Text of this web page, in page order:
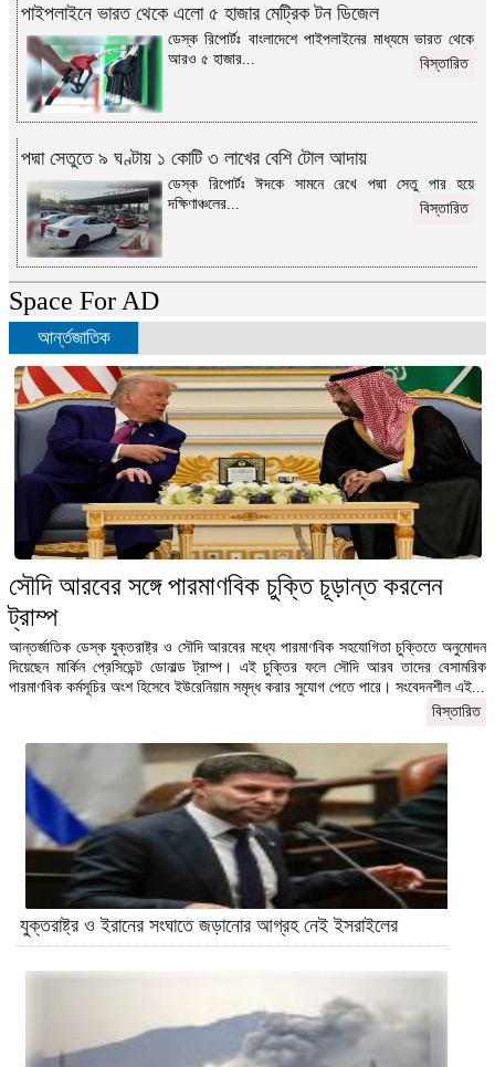
পাইপলাইনে ভারত থেকে এলো ৫ হাজার মেট্রিক টন ডিজেল
ডেস্ক রিপোর্টঃ বাংলাদেশে পাইপলাইনের মাধ্যমে ভারত থেকে
আরও ৫ হাজার...
বিস্তারিত
পদ্মা সেতুতে ৯ ঘণ্টায় ১ কোটি ৩ লাখের বেশি টোল আদায়
ডেস্ক রিপোর্টঃ ঈদকে সামনে রেখে পদ্মা সেতু পার হয়ে
দক্ষিণাঞ্চলের...
বিস্তারিত
Space For AD
আর্ন্তজাতিক
সৌদি আরবের সঙ্গে পারমাণবিক চুক্তি চূড়ান্ত করলেন
ট্রাম্প
আন্তর্জাতিক ডেস্ক যুক্তরাষ্ট্র ও সৌদি আরবের মধ্যে পারমাণবিক সহযোগিতা চুক্তিতে অনুমোদন
দিয়েছেন মার্কিন প্রেসিডেন্ট ডোনাল্ড ট্রাম্প। এই চুক্তির ফলে সৌদি আরব তাদের বেসামরিক
পারমাণবিক কর্মসূচির অংশ হিসেবে ইউরেনিয়াম সমৃদ্ধ করার সুযোগ পেতে পারে। সংবেদনশীল এই...
বিস্তারিত
যুক্তরাষ্ট্র ও ইরানের সংঘাতে জড়ানোর আগ্রহ নেই ইসরাইলের